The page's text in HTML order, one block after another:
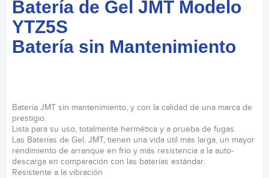
Batería de Gel JMT Modelo
YTZ5S
Batería sin Mantenimiento
Batería JMT sin mantenimiento, y con la calidad de una marca de
prestigio.
Lista para su uso, totalmente hermética y a prueba de fugas.
Las Baterías de Gel, JMT, tienen una vida útil más larga, un mayor
rendimiento de arranque en frío y más resistencia a la auto-
descarga en comparación con las baterías estándar.
Resistente a la vibración